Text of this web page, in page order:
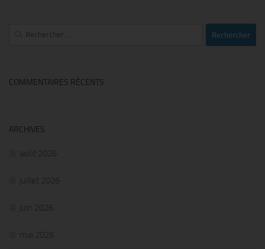
Rechercher :
COMMENTAIRES RÉCENTS
ARCHIVES
août 2026
juillet 2026
juin 2026
mai 2026